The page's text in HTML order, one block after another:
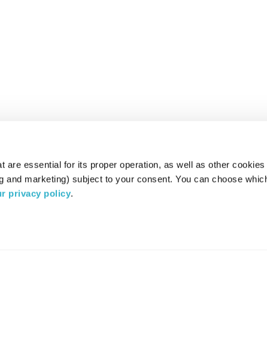
are essential for its proper operation, as well as other
and marketing) subject to your consent. You can choose
privacy policy.